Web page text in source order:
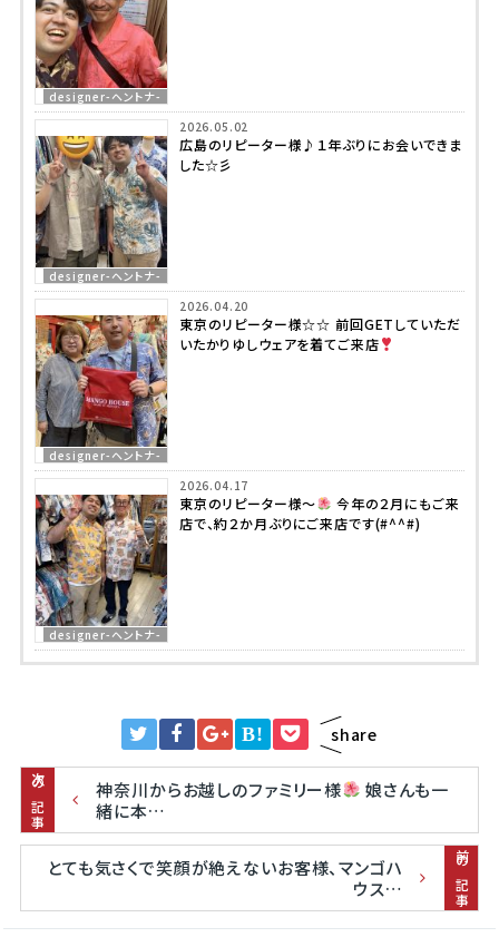
designer-ヘントナ-
designer-ヘントナ-
2026.05.02
広島のリピーター様♪１年ぶりにお会いできま
した☆彡
designer-ヘントナ-
2026.04.20
東京のリピーター様☆☆ 前回GETしていただ
いたかりゆしウェアを着てご来店
designer-ヘントナ-
2026.04.17
東京のリピーター様～
今年の２月にもご来
店で、約２か月ぶりにご来店です(#^^#)
B! share
次の記事 神奈川からお越しのファミリー様
娘さんも一
緒に本…
前の記事
とても気さくで笑顔が絶えないお客様、マンゴハ
ウス…